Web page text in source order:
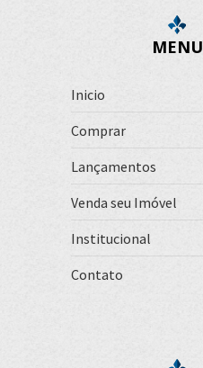
r
o
r
:
MENU
Inicio
Comprar
Lançamentos
Venda seu Imóvel
Institucional
Contato